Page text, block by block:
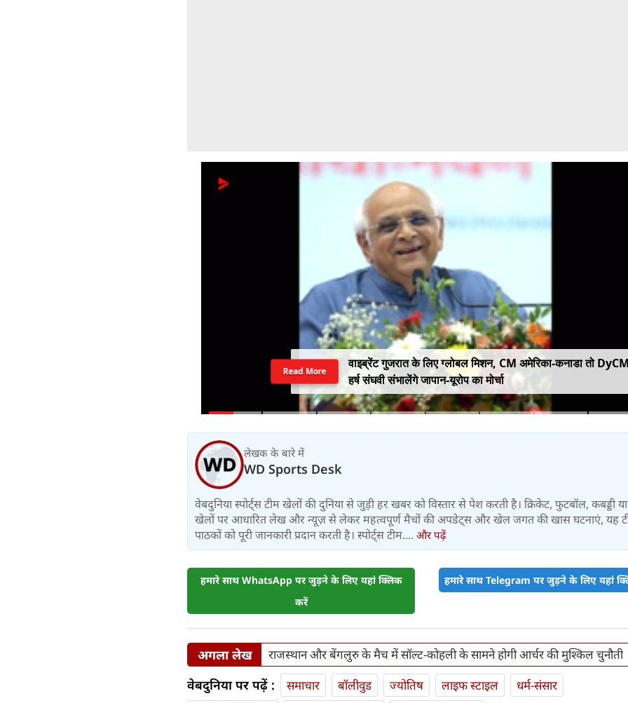
वाइब्रेंट गुजरात के लिए ग्लोबल मिशन, CM अमेरिका-कनाडा तो
हर्ष संघवी संभालेंगे जापान-यूरोप का मोर्चा
Read More
लेखक के बारे में
WD Sports Desk
वेबदुनिया स्पोर्ट्स टीम खेलों की दुनिया से जुड़ी हर खबर को विस्तार से पेश करती है। क्रिकेट, फुटबॉल, कबड्डी
खेलों पर आधारित लेख और न्यूज़ से लेकर महत्वपूर्ण मैचों की अपडेट्स और खेल जगत की खास घटनाएं, यह
पाठकों को पूरी जानकारी प्रदान करती है। स्पोर्ट्स टीम.... और पढ़ें
हमारे साथ WhatsApp पर जुड़ने के लिए यहां क्लिक
करें
हमारे साथ Telegram पर जुड़ने के लिए यहां
अगला लेख राजस्थान और बेंगलुरु के मैच में सॉल्ट-कोहली के सामने होगी आर्चर की मुश्किल चुनौती
वेबदुनिया पर पढ़ें : समाचार बॉलीवुड ज्योतिष लाइफ स्‍टाइल
धर्म-संसार